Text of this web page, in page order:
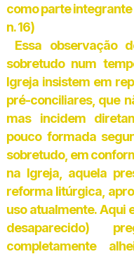
como parte integrante
n. 16)
Essa observação
sobretudo num
Igreja insistem em
pré-conciliares, que
mas incidem
pouco formada
sobretudo, em
na Igreja, aquela
reforma litúrgica,
uso atualmente. Aqui
desaparecido)
completamente